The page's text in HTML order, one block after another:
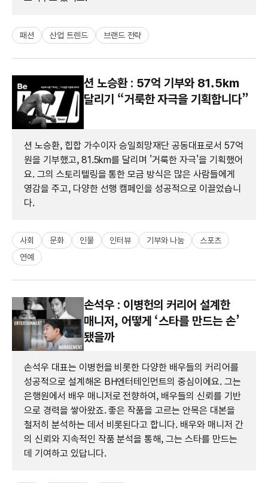
패션 산업 트렌드 브랜드 전략
션 노승환 : 57억 기부와 81.5km
달리기 “거룩한 자극을 기획합니다”
션 노승환, 힙합 가수이자 승일희망재단 공동대표로서 57억
원을 기부했고, 81.5km를 달리며 '거룩한 자극'을 기획했어
요. 그의 스토리텔링을 통한 모금 방식은 많은 사람들에게
영감을 주고, 다양한 선행 캠페인을 성공적으로 이끌었습니
다.
사회 문화 인물 인터뷰 기부와 나눔
스포츠
연예
손석우 : 이병헌의 커리어 설계한
매니저, 어떻게 ‘스타를 만드는 손’
됐을까
손석우 대표는 이병헌을 비롯한 다양한 배우들의 커리어를
성공적으로 설계해온 BH엔터테인먼트의 중심이에요. 그는
은행원에서 배우 매니저로 전향하여, 배우들의 신뢰를 기반
으로 경력을 쌓아왔죠. 좋은 작품을 고르는 안목은 대본을
철저히 분석하는 데서 비롯된다고 합니다. 배우와 매니저 간
의 신뢰와 지속적인 작품 분석을 통해, 그는 스타를 만드는
데 기여하고 있답니다.